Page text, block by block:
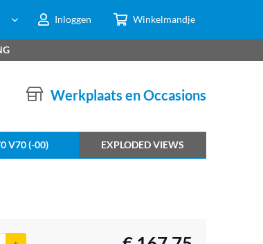
Inloggen Winkelmandje
Werkplaats en Occasions
V70 (-00) EXPLODED VIEWS